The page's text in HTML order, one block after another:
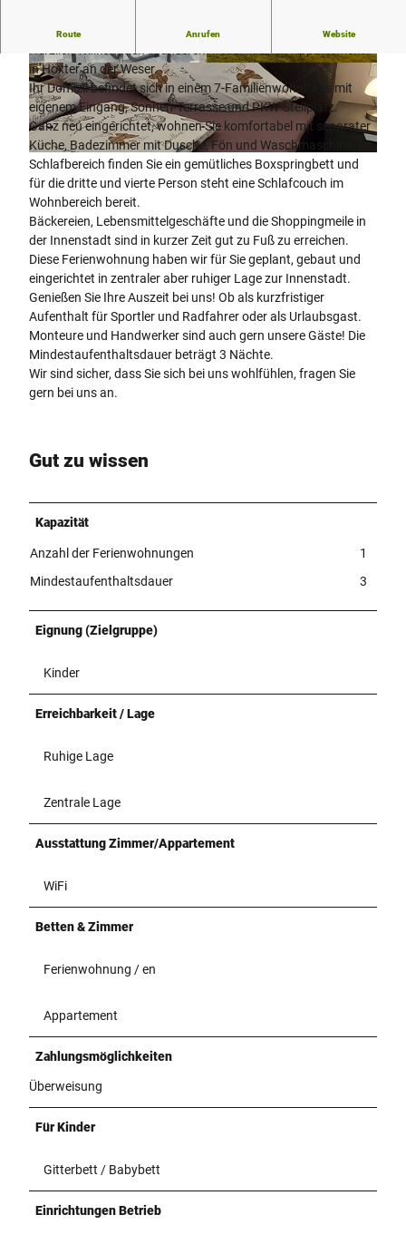
© Moderne Ferienwohnung in Höxter | CC-BY-SA
© Moderne Ferienwohnung in Höxter |
CC-BY-SA
© Moderne Ferienwohnung in Höxter |
CC-BY-SA
Route Anrufen Website
Modernes kleines Appartement in Höxter an der Weser
in Höxter an der Weser.
Ihr Domizil befindet sich in einem 7-Familienwohnhaus mit
eigenem Eingang, Sonnen-Terrasse und PKW-Stellplatz.
Ganz neu eingerichtet, wohnen Sie komfortabel mit separater
Küche, Badezimmer mit Dusche, Fön und Waschmaschine, im
Schlafbereich finden Sie ein gemütliches Boxspringbett und
für die dritte und vierte Person steht eine Schlafcouch im
Wohnbereich bereit.
Bäckereien, Lebensmittelgeschäfte und die Shoppingmeile in
der Innenstadt sind in kurzer Zeit gut zu Fuß zu erreichen.
Diese Ferienwohnung haben wir für Sie geplant, gebaut und
eingerichtet in zentraler aber ruhiger Lage zur Innenstadt.
Genießen Sie Ihre Auszeit bei uns! Ob als kurzfristiger
Aufenthalt für Sportler und Radfahrer oder als Urlaubsgast.
Monteure und Handwerker sind auch gern unsere Gäste! Die
Mindestaufenthaltsdauer beträgt 3 Nächte.
Wir sind sicher, dass Sie sich bei uns wohlfühlen, fragen Sie
gern bei uns an.
Gut zu wissen
Kapazität
Anzahl der Ferienwohnungen
1
Mindestaufenthaltsdauer
3
Eignung (Zielgruppe)
Kinder
Erreichbarkeit / Lage
Ruhige Lage
Zentrale Lage
Ausstattung Zimmer/Appartement
WiFi
Betten & Zimmer
Ferienwohnung / en
Appartement
Zahlungsmöglichkeiten
Überweisung
Für Kinder
Gitterbett / Babybett
Einrichtungen Betrieb